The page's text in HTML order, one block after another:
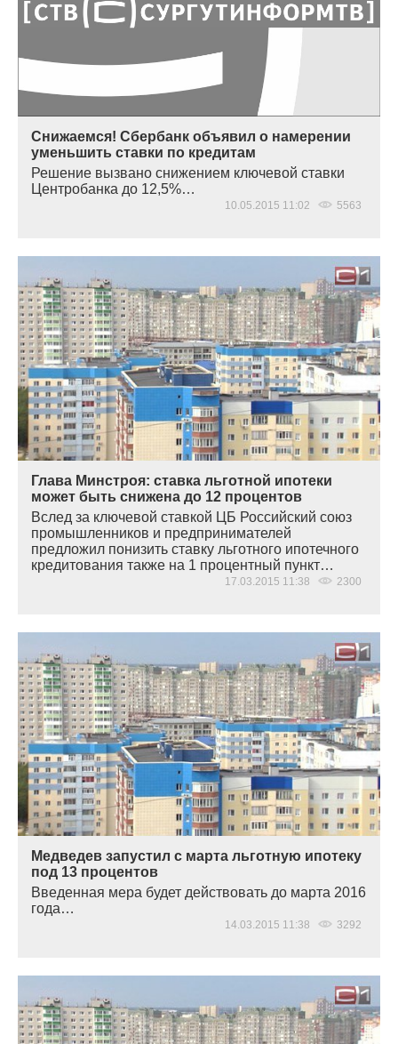
Снижаемся! Сбербанк объявил о намерении
уменьшить ставки по кредитам
Решение вызвано снижением ключевой ставки
Центробанка до 12,5%…
10.05.2015 11:02 5563
Глава Минстроя: ставка льготной ипотеки
может быть снижена до 12 процентов
Вслед за ключевой ставкой ЦБ Российский союз
промышленников и предпринимателей
предложил понизить ставку льготного ипотечного
кредитования также на 1 процентный пункт…
17.03.2015 11:38 2300
Медведев запустил с марта льготную ипотеку
под 13 процентов
Введенная мера будет действовать до марта 2016
года…
14.03.2015 11:38 3292